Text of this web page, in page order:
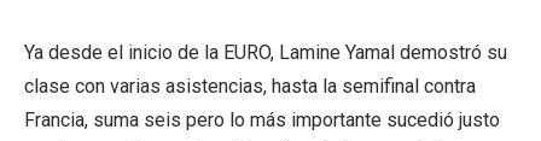
Ya desde el inicio de la EURO, Lamine Yamal demostró su
clase con varias asistencias, hasta la semifinal contra
Francia, suma seis pero lo más importante sucedió justo